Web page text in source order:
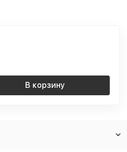
В корзину